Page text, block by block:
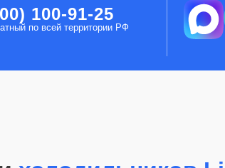
100-91-25
по всей территории РФ